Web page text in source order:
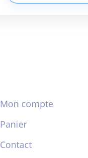
Mon compte
Panier
Contact